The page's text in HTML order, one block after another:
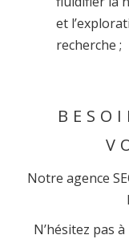
et
recherche ;
Notre agence
N’hésitez pas